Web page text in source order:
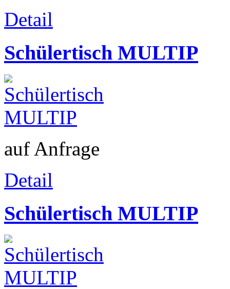
Detail
Schülertisch MULTIP
auf Anfrage
Detail
Schülertisch MULTIP